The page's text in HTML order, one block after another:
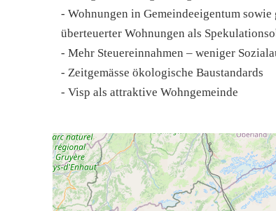
- Wohnungen in Gemeindeeigentum
überteuerter Wohnungen als
- Mehr Steuereinnahmen – weniger
- Zeitgemässe ökologische Baustandards
- Visp als attraktive Wohngemeinde